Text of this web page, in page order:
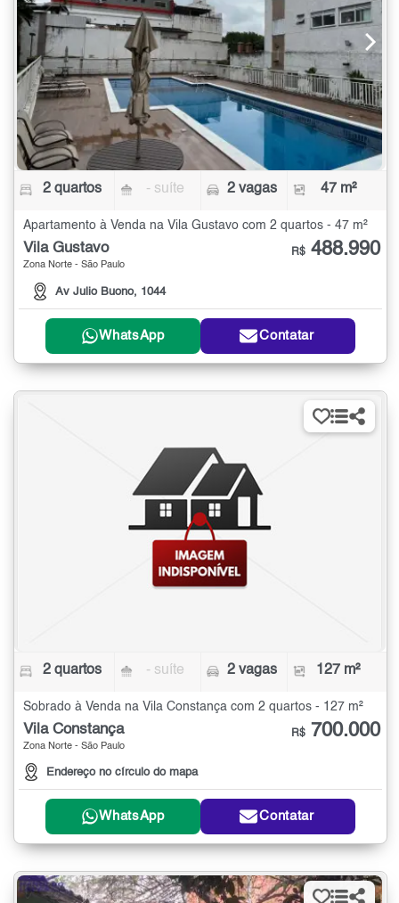
2 quartos - suíte 2 vagas 47 m²
Apartamento à Venda na Vila Gustavo com 2 quartos - 47 m²
Vila Gustavo
Zona Norte - São Paulo
Av Julio Buono, 1044
R$ 488.990
WhatsApp Contatar
2 quartos - suíte 2 vagas 127 m²
Sobrado à Venda na Vila Constança com 2 quartos - 127 m²
Vila Constança
Zona Norte - São Paulo
Endereço no círculo do mapa
R$ 700.000
WhatsApp Contatar